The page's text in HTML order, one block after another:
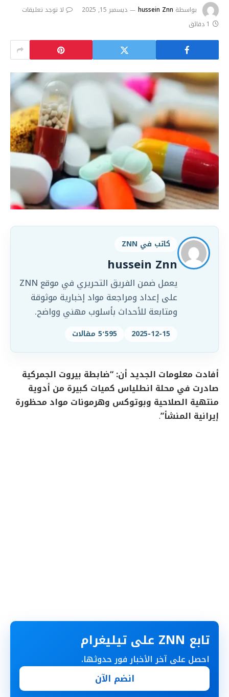
بواسطة hussein Znn ديسمبر 15, 2025
لا توجد تعليقات
1 دقائق
كاتب في ZNN
hussein Znn
يعمل ضمن الفريق التحريري في موقع ZNN
على إعداد ومراجعة مواد إخبارية موثوقة
ومتابعة للأحداث بأسلوب مهني وواضح.
2025-12-15 5٬595 مقالات
أفادت معلومات الجديد أن: “ضابطة بيروت الجمركية
صادرت في محلة انطلياس كميات كبيرة من أدوية
منتهية الصلاحية وبوتوكس وهرمونات مواد محظورة
إيرانية المنشأ”.
تابع ZNN على تيليغرام
احصل على آخر الأخبار فور حدوثها.
انضم الآن